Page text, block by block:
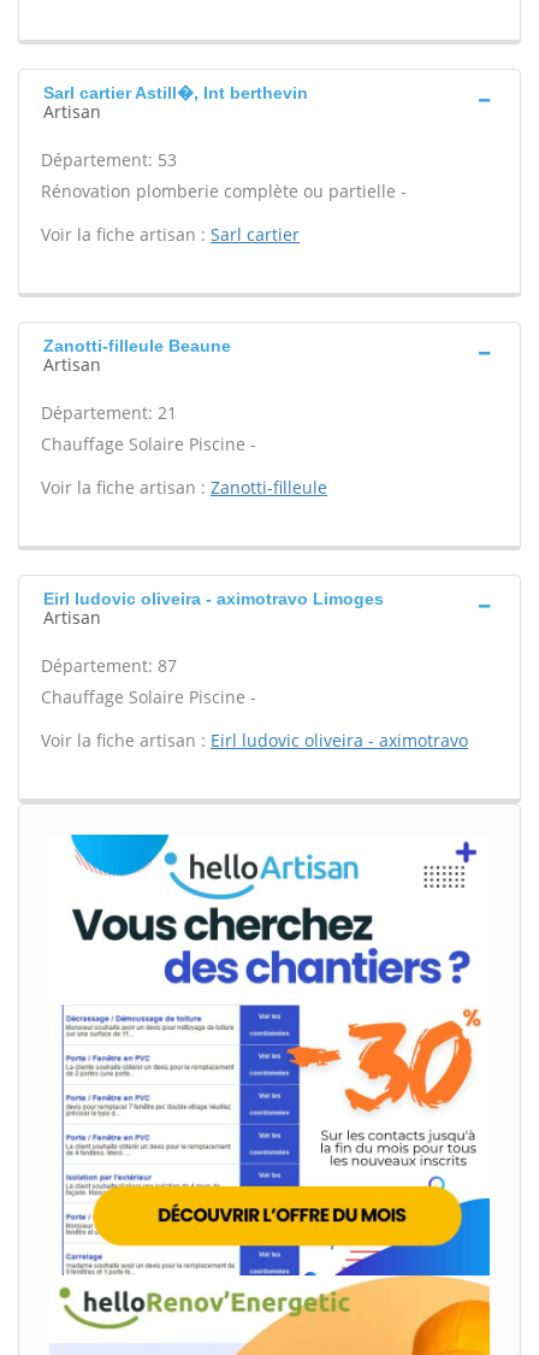
Sarl cartier Astill�, Int berthevin
Artisan
Département: 53
Rénovation plomberie complète ou partielle -
Voir la fiche artisan : Sarl cartier
Zanotti-filleule Beaune
Artisan
Département: 21
Chauffage Solaire Piscine -
Voir la fiche artisan : Zanotti-filleule
Eirl ludovic oliveira - aximotravo Limoges
Artisan
Département: 87
Chauffage Solaire Piscine -
Voir la fiche artisan : Eirl ludovic oliveira - aximotravo